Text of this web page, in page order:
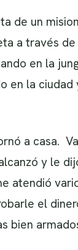
de un
a través
en la
en la
a casa.
y le
atendió
el
bien